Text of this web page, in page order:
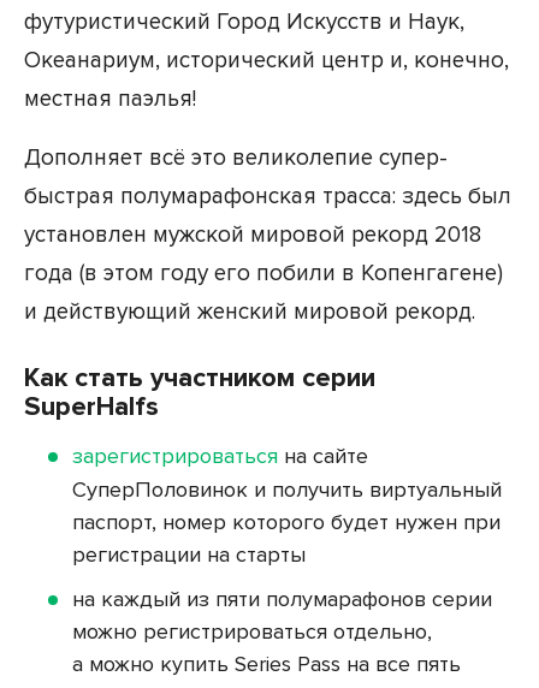
футуристический Город Искусств и Наук,
Океанариум, исторический центр и, конечно,
местная паэлья!
Дополняет всё это великолепие супер-
быстрая полумарафонская трасса: здесь был
установлен мужской мировой рекорд 2018
года (в этом году его побили в Копенгагене)
и действующий женский мировой рекорд.
Как стать участником серии
SuperHalfs
зарегистрироваться на сайте
СуперПоловинок и получить виртуальный
паспорт, номер которого будет нужен при
регистрации на старты
на каждый из пяти полумарафонов серии
можно регистрироваться отдельно,
а можно купить Series Pass на все пять